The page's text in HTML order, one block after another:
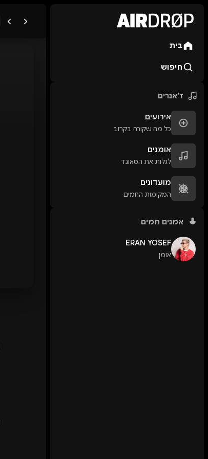
בית
חיפוש
ז׳אנרים
אירועים
כל מה שקורה בקרוב
אומנים
לגלות את הסאונד
מועדונים
המקומות החמים
אמנים חמים
ERAN YOSEF
אומן